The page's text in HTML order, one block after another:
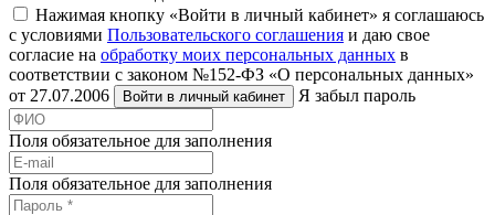
Нажимая кнопку «Войти в личный кабинет» я соглашаюсь
с условиями Пользовательского соглашения и даю свое
согласие на обработку моих персональных данных в
соответствии с законом №152-ФЗ «О персональных данных»
от 27.07.2006
Войти в личный кабинет Я забыл пароль
Поля обязательное для заполнения
Поля обязательное для заполнения